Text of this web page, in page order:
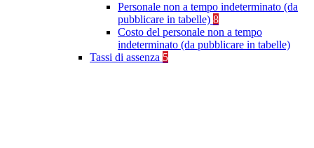
Personale non a tempo indeterminato (da
pubblicare in tabelle) 8
Costo del personale non a tempo
indeterminato (da pubblicare in tabelle)
Tassi di assenza 5